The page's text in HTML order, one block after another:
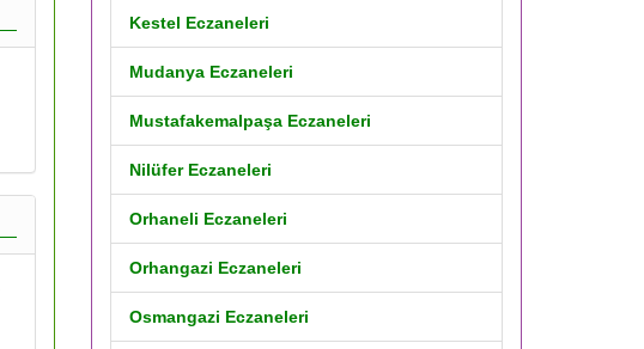
Kestel Eczaneleri
Mudanya Eczaneleri
Mustafakemalpaşa Eczaneleri
Nilüfer Eczaneleri
Orhaneli Eczaneleri
Orhangazi Eczaneleri
Osmangazi Eczaneleri